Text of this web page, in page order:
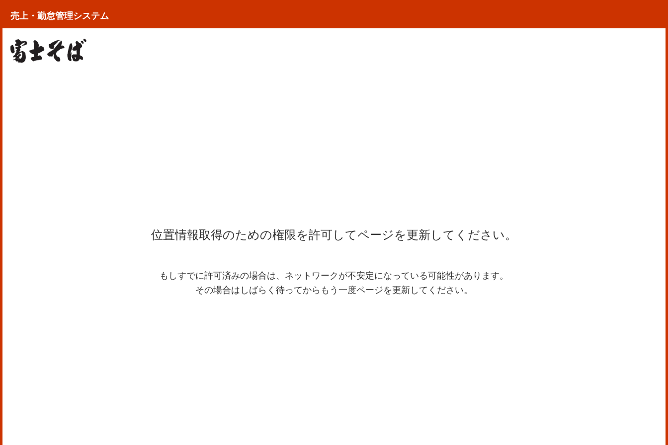
売上・勤怠管理システム
位置情報取得のための権限を許可してページを更新してください。
もしすでに許可済みの場合は、ネットワークが不安定になっている可能性があります。
その場合はしばらく待ってからもう一度ページを更新してください。